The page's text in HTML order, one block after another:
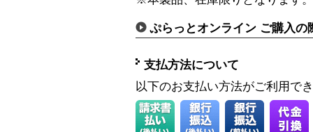
ぷらっとオンライン ご購入の
支払方法について
以下のお支払い方法がご利用で